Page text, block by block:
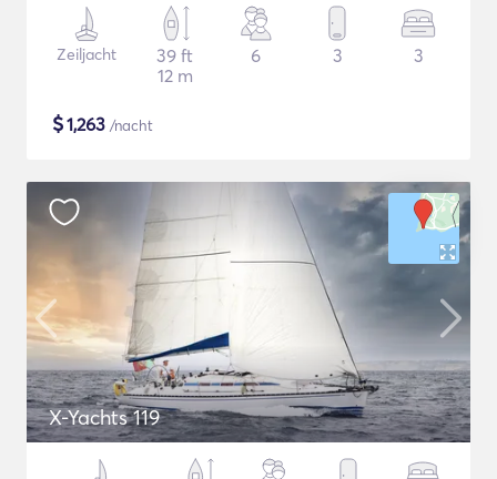
Zeiljacht
39 ft
12 m
6 3 3
$1,263 /nacht
X-Yachts 119